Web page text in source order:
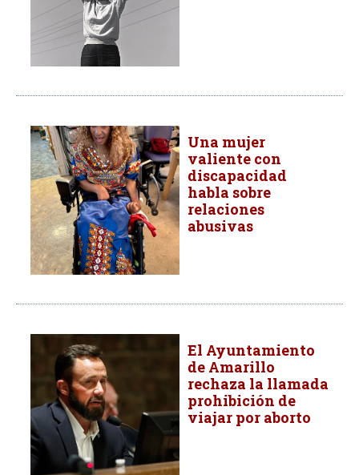
Una mujer
valiente con
discapacidad
habla sobre
relaciones
abusivas
El Ayuntamiento
de Amarillo
rechaza la llamada
prohibición de
viajar por aborto